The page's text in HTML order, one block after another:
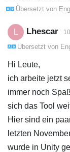
Übersetzt von
Lhescar
Übersetzt von
Hi Leute,
ich arbeite jetzt
immer noch
sich das Tool
Hier sind ein
letzten
wurde in Unity